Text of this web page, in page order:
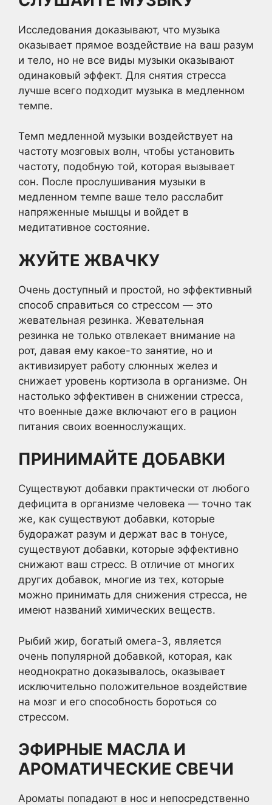
Исследования доказывают, что музыка
оказывает прямое воздействие на ваш разум
и тело, но не все виды музыки оказывают
одинаковый эффект. Для снятия стресса
лучше всего подходит музыка в медленном
темпе.
Темп медленной музыки воздействует на
частоту мозговых волн, чтобы установить
частоту, подобную той, которая вызывает
сон. После прослушивания музыки в
медленном темпе ваше тело расслабит
напряженные мышцы и войдет в
медитативное состояние.
ЖУЙТЕ ЖВАЧКУ
Очень доступный и простой, но эффективный
способ справиться со стрессом — это
жевательная резинка. Жевательная
резинка не только отвлекает внимание на
рот, давая ему какое-то занятие, но и
активизирует работу слюнных желез и
снижает уровень кортизола в организме. Он
настолько эффективен в снижении стресса,
что военные даже включают его в рацион
питания своих военнослужащих.
ПРИНИМАЙТЕ ДОБАВКИ
Существуют добавки практически от любого
дефицита в организме человека — точно так
же, как существуют добавки, которые
будоражат разум и держат вас в тонусе,
существуют добавки, которые эффективно
снижают ваш стресс. В отличие от многих
других добавок, многие из тех, которые
можно принимать для снижения стресса, не
имеют названий химических веществ.
Рыбий жир, богатый омега-3, является
очень популярной добавкой, которая, как
неоднократно доказывалось, оказывает
исключительно положительное воздействие
на мозг и его способность бороться со
стрессом.
ЭФИРНЫЕ МАСЛА И
АРОМАТИЧЕСКИЕ СВЕЧИ
Ароматы попадают в нос и непосредственно